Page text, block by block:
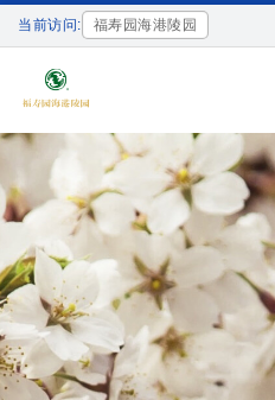
当前访问: 福寿园海港陵园